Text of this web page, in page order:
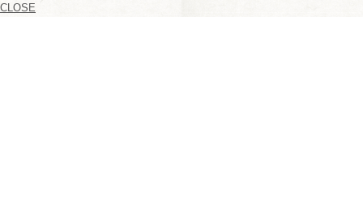
CLOSE